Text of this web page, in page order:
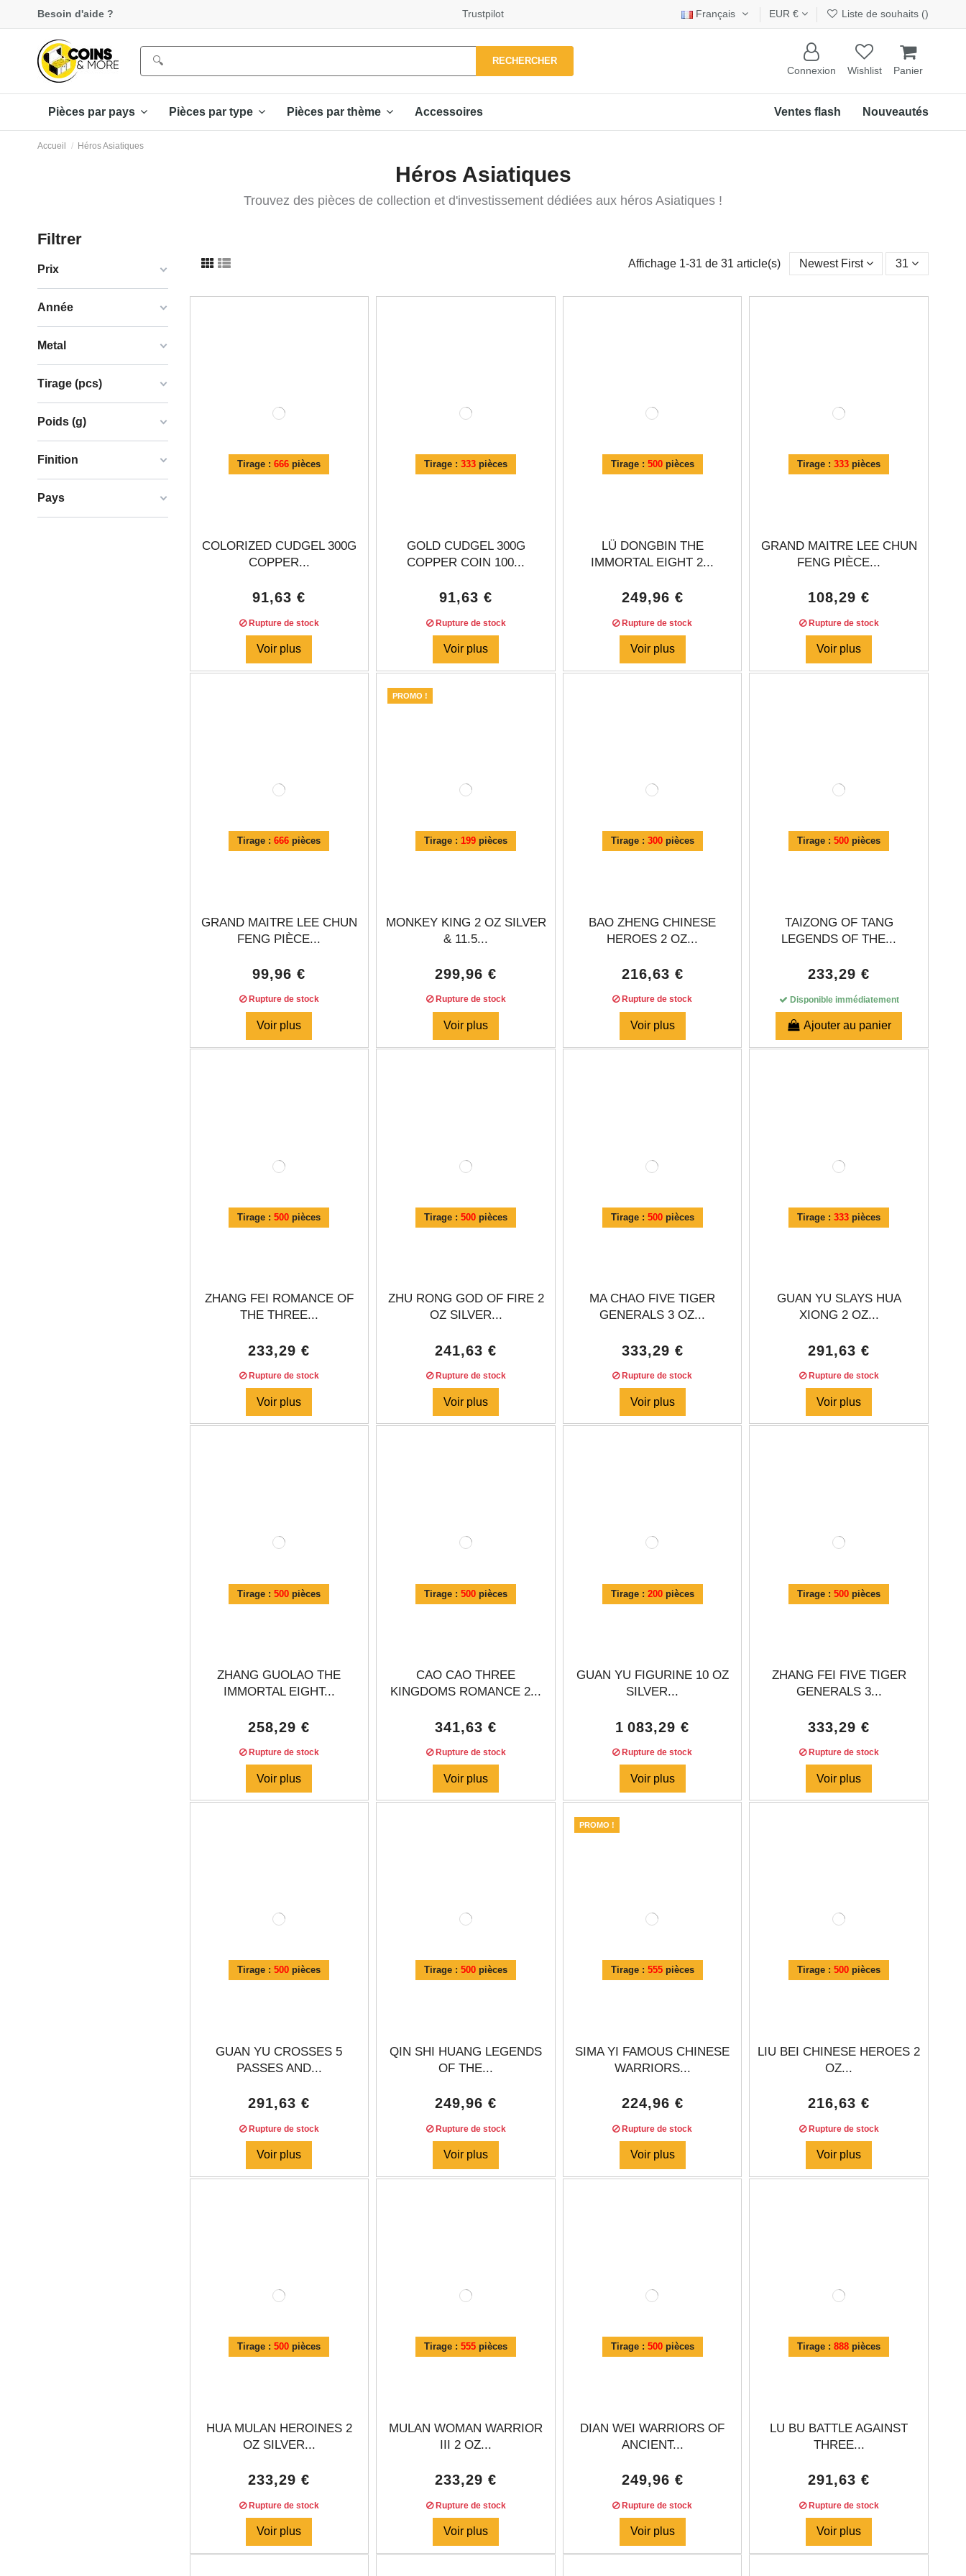
Γ
Besoin d'aide ? Trustpilot Français EUR € Liste de souhaits ()
RECHERCHER
Connexion Wishlist Panier
Pièces par pays Pièces par type Pièces par thème Accessoires Nouveautés
Ventes flash
Accueil Héros Asiatiques
Héros Asiatiques
Trouvez des pièces de collection et d'investissement dédiées aux héros Asiatiques !
Affichage 1-31 de 31 article(s) Newest First 31
Tirage :666 pièces
COLORIZED CUDGEL 300G
COPPER...
91,63 €
Rupture de stock
Voir plus
Tirage :333 pièces
GOLD CUDGEL 300G
COPPER COIN 100...
91,63 €
Rupture de stock
Voir plus
Tirage : 500pièces
LÜ DONGBIN THE
IMMORTAL EIGHT 2...
249,96 €
Rupture de stock
Voir plus
Tirage :333 pièces
GRAND MAITRE LEE CHUN
FENG PIÈCE...
108,29 €
Rupture de stock
Voir plus
Tirage :666 pièces
GRAND MAITRE LEE CHUN
FENG PIÈCE...
99,96 €
Rupture de stock
Voir plus
Tirage : 199 pièces
PROMO !
MONKEY KING 2 OZ SILVER
& 11.5...
299,96 €
Rupture de stock
Voir plus
Tirage : 300pièces
BAO ZHENG CHINESE
HEROES 2 OZ...
216,63 €
Rupture de stock
Voir plus
Tirage :500 pièces
TAIZONG OF TANG
LEGENDS OF THE...
233,29 €
Disponible immédiatement
Ajouter au panier
Tirage :500 pièces
ZHANG FEI ROMANCE OF
THE THREE...
233,29 €
Rupture de stock
Voir plus
Tirage :500 pièces
ZHU RONG GOD OF FIRE 2
OZ SILVER...
241,63 €
Rupture de stock
Voir plus
Tirage : 500pièces
MA CHAO FIVE TIGER
GENERALS 3 OZ...
333,29 €
Rupture de stock
Voir plus
Tirage :333 pièces
GUAN YU SLAYS HUA
XIONG 2 OZ...
291,63 €
Rupture de stock
Voir plus
Tirage :500 pièces
ZHANG GUOLAO THE
IMMORTAL EIGHT...
258,29 €
Rupture de stock
Voir plus
Tirage :500 pièces
CAO CAO THREE
KINGDOMS ROMANCE 2...
341,63 €
Rupture de stock
Voir plus
Tirage : 200pièces
GUAN YU FIGURINE 10 OZ
SILVER...
1 083,29 €
Rupture de stock
Voir plus
Tirage :500 pièces
ZHANG FEI FIVE TIGER
GENERALS 3...
333,29 €
Rupture de stock
Voir plus
Tirage :500 pièces
GUAN YU CROSSES 5
PASSES AND...
291,63 €
Rupture de stock
Voir plus
Tirage :500 pièces
QIN SHI HUANG LEGENDS
OF THE...
249,96 €
Rupture de stock
Voir plus
Tirage : 555pièces
PROMO !
SIMA YI FAMOUS CHINESE
WARRIORS...
224,96 €
Rupture de stock
Voir plus
Tirage :500 pièces
LIU BEI CHINESE HEROES 2
OZ...
216,63 €
Rupture de stock
Voir plus
Tirage :500 pièces
HUA MULAN HEROINES 2
OZ SILVER...
233,29 €
Rupture de stock
Voir plus
Tirage :555 pièces
MULAN WOMAN WARRIOR
III 2 OZ...
233,29 €
Rupture de stock
Voir plus
Tirage : 500pièces
DIAN WEI WARRIORS OF
ANCIENT...
249,96 €
Rupture de stock
Voir plus
Tirage :888 pièces
LU BU BATTLE AGAINST
THREE...
291,63 €
Rupture de stock
Voir plus
Filtrer
Prix
Année
Metal
Tirage (pcs)
Poids (g)
Finition
Pays